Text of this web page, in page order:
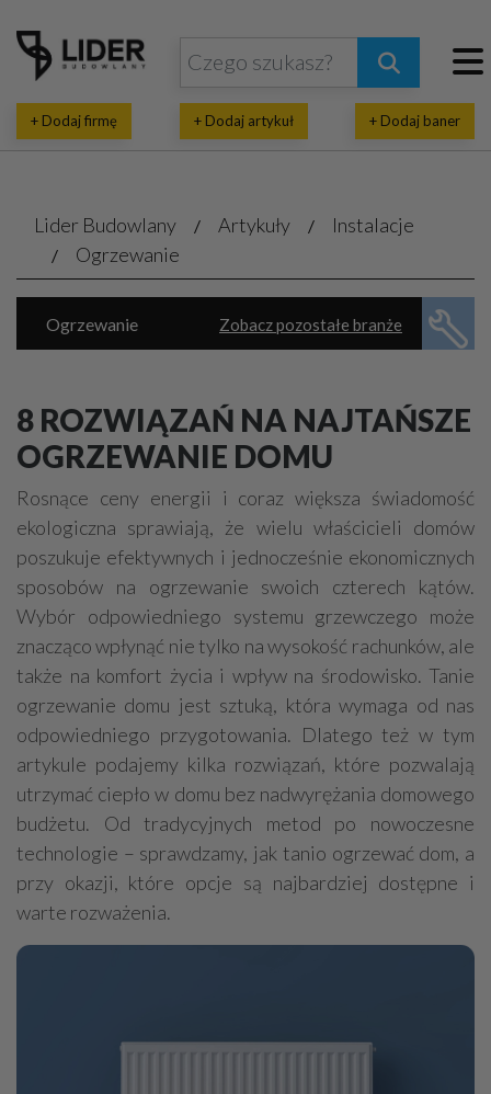
+ Dodaj firmę + Dodaj artykuł + Dodaj baner
Lider Budowlany Artykuły
Instalacje
Ogrzewanie
Zobacz pozostałe branże
Ogrzewanie
Rekuperacja, pompy ciepła
Wodno-kanalizacyjne usługi
Automatyka domowa
Grzejniki
Hydraulika
Energetyczne instalacje, urządzenia
Materiały hydrauliczne
Przeciwpożarowa ochrona, zabezpieczenia
Elektroinstalatorstwo
Systemy energooszczędne
Systemy nawilżania powietrza
Systemy odwodnień
Elektryczne materiały
Przemysłowe instalacje
Alarmowe systemy, monitoring
Hydrotechnika
Kable, przewody
Odkurzacze centralne
8 ROZWIĄZAŃ NA NAJTAŃSZE
OGRZEWANIE DOMU
Rosnące ceny energii i coraz większa świadomość
ekologiczna sprawiają, że wielu właścicieli domów
poszukuje efektywnych i jednocześnie ekonomicznych
sposobów na ogrzewanie swoich czterech kątów.
Wybór odpowiedniego systemu grzewczego może
znacząco wpłynąć nie tylko na wysokość rachunków, ale
także na komfort życia i wpływ na środowisko. Tanie
ogrzewanie domu jest sztuką, która wymaga od nas
odpowiedniego przygotowania. Dlatego też w tym
artykule podajemy kilka rozwiązań, które pozwalają
utrzymać ciepło w domu bez nadwyrężania domowego
budżetu. Od tradycyjnych metod po nowoczesne
technologie – sprawdzamy, jak tanio ogrzewać dom, a
przy okazji, które opcje są najbardziej dostępne i
warte rozważenia.